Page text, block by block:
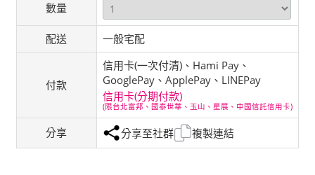
數量
配送 一般宅配
付款
信用卡(一次付清)、Hami Pay、
GooglePay、ApplePay、LINEPay
信用卡(分期付款)
(限台北富邦、國泰世華、玉山、星展、中國信託信用卡)
分享 分享至社群 複製連結